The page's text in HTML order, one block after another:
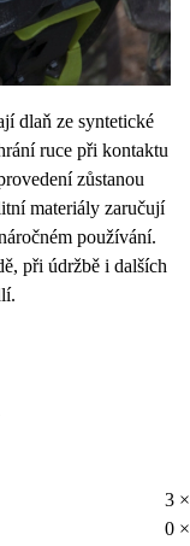
dlaň ze syntetické
ruce při kontaktu
zůstanou
materiály zaručují
používání.
při údržbě i dalších
3 ×
0 ×